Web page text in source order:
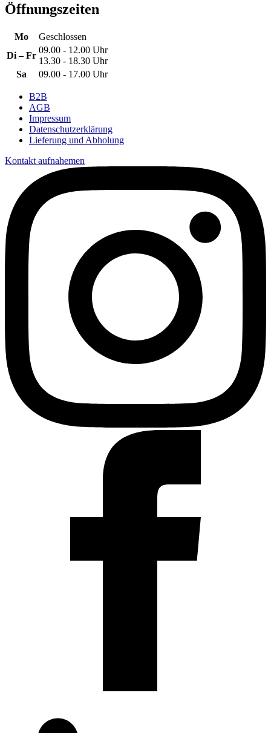
Öffnungszeiten
Mo
Geschlossen
Di – Fr
09.00 - 12.00 Uhr
13.30 - 18.30 Uhr
Sa
09.00 - 17.00 Uhr
B2B
AGB
Impressum
Datenschutzerklärung
Lieferung und Abholung
Kontakt aufnahemen